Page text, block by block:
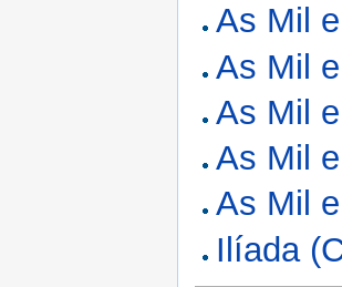
As Mil
As Mil
As Mil
As Mil
As Mil
Ilíada